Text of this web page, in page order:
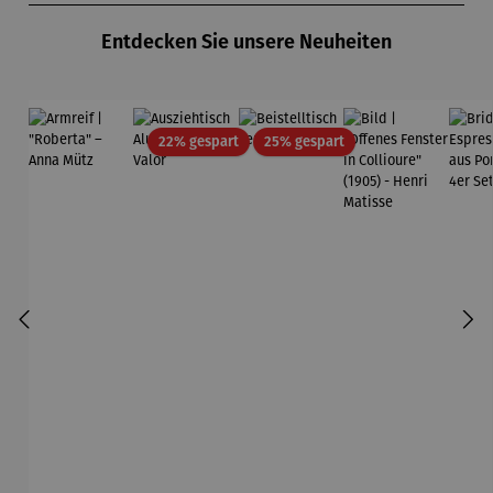
Entdecken Sie unsere Neuheiten
22% gespartRabatt25% gespartRabatt